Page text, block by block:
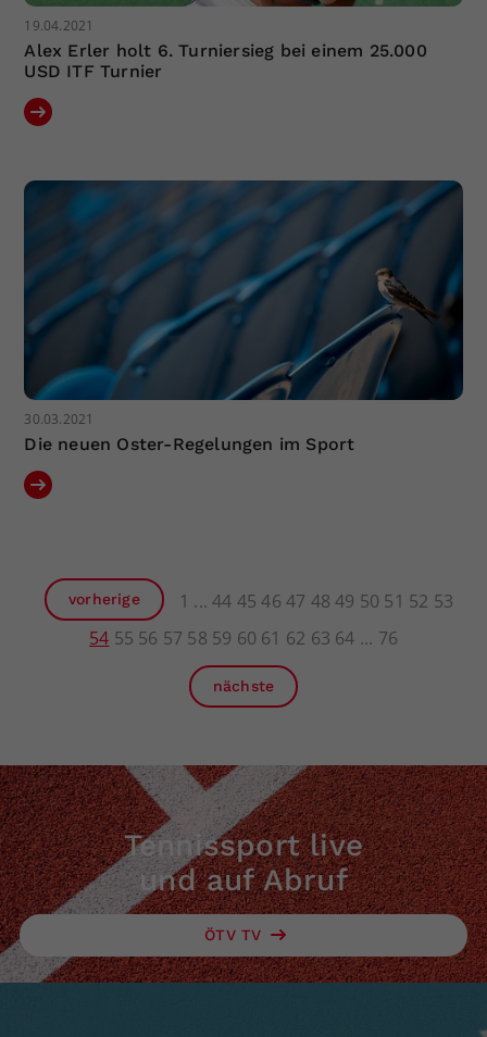
19.04.2021
Alex Erler holt 6. Turniersieg bei einem 25.000
USD ITF Turnier
30.03.2021
Die neuen Oster-Regelungen im Sport
vorherige 1 44 45 46 47 48 49 50 51 52 53
54 55 56 57 58 59 60 61 62 63 64 76
nächste
Tennissport live
und auf Abruf
ÖTV TV